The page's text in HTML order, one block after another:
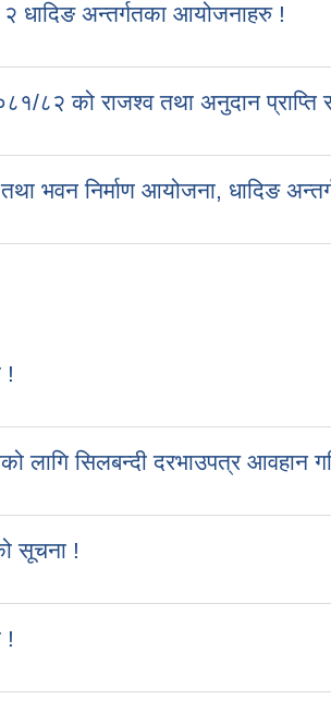
धादिङ अन्तर्गतका आयोजनाहरु !
८२ को राजश्व तथा अनुदान प्राप्ति र
भवन निर्माण आयोजना, धादिङ
!
लागि सिलबन्दी दरभाउपत्र आवहान
सूचना !
!